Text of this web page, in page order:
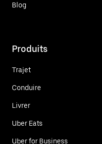
Blog
Produits
Trajet
Conduire
Livrer
Uber Eats
Uber for Business